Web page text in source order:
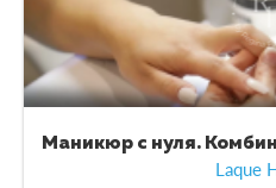
Маникюр с нуля.
Laque